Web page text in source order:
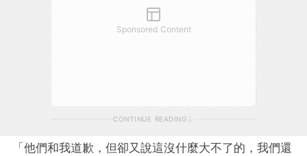
Sponsored Content
CONTINUE READING
「他們和我道歉，但卻又說這沒什麼大不了的，我們還